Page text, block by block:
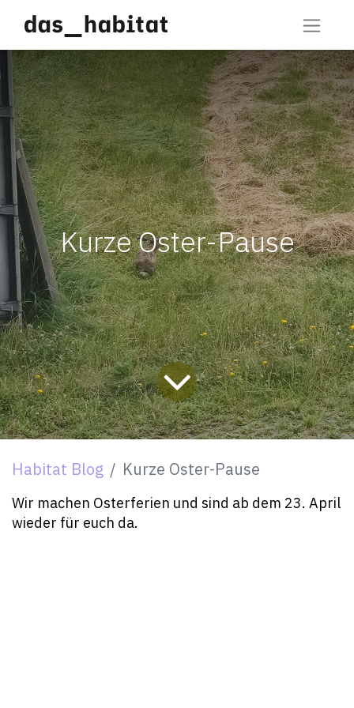
Kurze Oster-Pause
Habitat Blog Kurze Oster-Pause
Wir machen Osterferien und sind ab dem 23. April
wieder für euch da.